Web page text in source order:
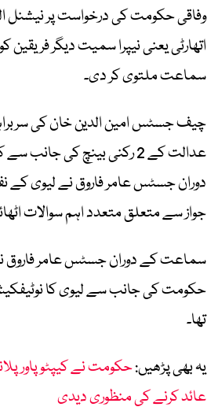
وفاقی حکومت کی درخواست پر نیشنل
اتھارٹی یعنی نیپرا سمیت دیگر
سماعت ملتوی کر دی۔
چیف جسٹس امین الدین خان کی
عدالت کے 2 رکنی بینچ کی
دوران جسٹس عامر فاروق نے لیوی کے
جواز سے متعلق متعدد اہم سوالات
سماعت کے دوران جسٹس عامر فاروق
حکومت کی جانب سے لیوی کا
تھا۔
یہ بھی پڑھیں:حکومت نے کیپٹو پاور
عائد کرنے کی منظوری دیدی